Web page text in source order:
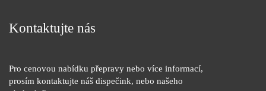
Kontaktujte nás
Pro cenovou nabídku přepravy nebo více informací,
prosím kontaktujte náš dispečink, nebo našeho